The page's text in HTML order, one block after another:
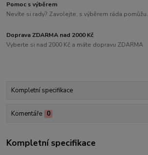
Pomoc s výběrem
Nevíte si rady? Zavolejte, s výběrem ráda pomůžu.
Doprava ZDARMA nad 2000 Kč
Vyberte si nad 2000 Kč a máte dopravu ZDARMA
Kompletní specifikace
Komentáře 0
Kompletní specifikace